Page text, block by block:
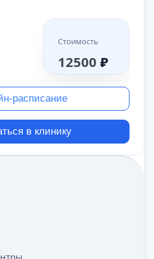
Стоимость
12500 ₽
расписание
в клинику